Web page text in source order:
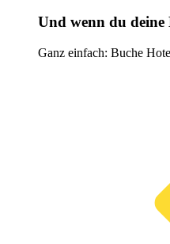
Und wenn du
Ganz einfach: Buche